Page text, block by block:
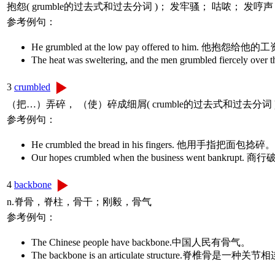
抱怨( grumble的过去式和过去分词 )； 发牢骚； 咕哝； 发哼声
参考例句：
He grumbled at the low pay offered to him. 他抱怨给他的工
The heat was sweltering, and the men grumbled fiercely
3 crumbled
（把…）弄碎， （使）碎成细屑( crumble的过去式和过去分
参考例句：
He crumbled the bread in his fingers. 他用手指把面包捻碎。
Our hopes crumbled when the business went bankrupt. 商
4 backbone
n.脊骨，脊柱，骨干；刚毅，骨气
参考例句：
The Chinese people have backbone.中国人民有骨气。
The backbone is an articulate structure.脊椎骨是一种关节